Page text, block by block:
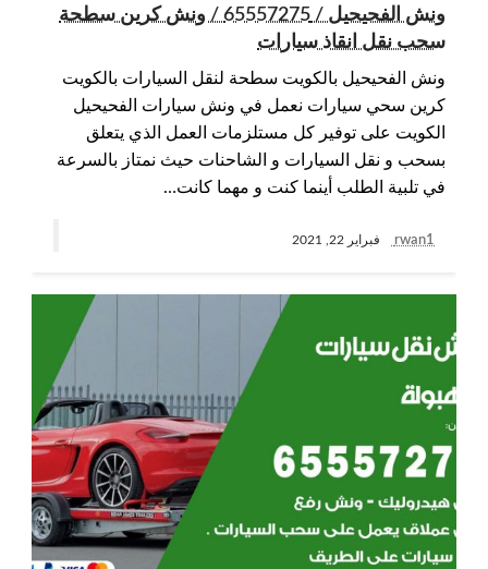
ونش الفحيحيل / 65557275 / ونش كرين سطحة
سحب نقل انقاذ سيارات
ونش الفحيحيل بالكويت سطحة لنقل السيارات بالكويت
كرين سحي سيارات نعمل في ونش سيارات الفحيحيل
الكويت على توفير كل مستلزمات العمل الذي يتعلق
بسحب و نقل السيارات و الشاحنات حيث نمتاز بالسرعة
في تلبية الطلب أينما كنت و مهما كانت…
rwan1 فبراير 22, 2021